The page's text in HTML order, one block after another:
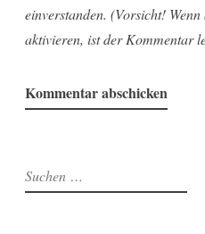
einverstanden. (Vorsicht!
aktivieren, ist der Kommentar
Suchen
nach: